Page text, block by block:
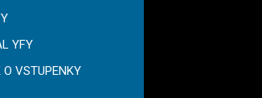
YFY
O VSTUPENKY